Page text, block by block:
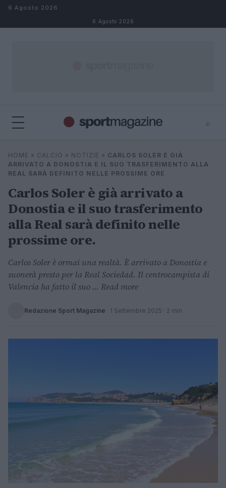
Salta al contenuto
6 Agosto 2026
6 Agosto 2026
⌕
Cerca
HOME » CALCIO » NOTIZIE » CARLOS SOLER È GIÀ
ARRIVATO A DONOSTIA E IL SUO TRASFERIMENTO ALLA
REAL SARÀ DEFINITO NELLE PROSSIME ORE
Carlos Soler è già arrivato a
Donostia e il suo trasferimento
alla Real sarà definito nelle
prossime ore.
Carlos Soler è ormai una realtà. È arrivato a Donostia e
suonerà presto per la Real Sociedad. Il centrocampista di
Valencia ha fatto il suo ... Read more
Redazione Sport Magazine · 1 Settembre 2025 · 2 min